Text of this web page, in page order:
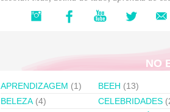
NO
APRENDIZAGEM (1) BEEH (13)
BELEZA (4) CELEBRIDADES